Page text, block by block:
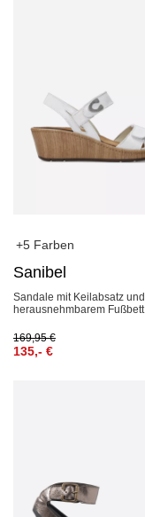
+5 Farben
Sanibel
Sandale mit Keilabsatz und
herausnehmbarem Fußbett
169,95€
135,- €